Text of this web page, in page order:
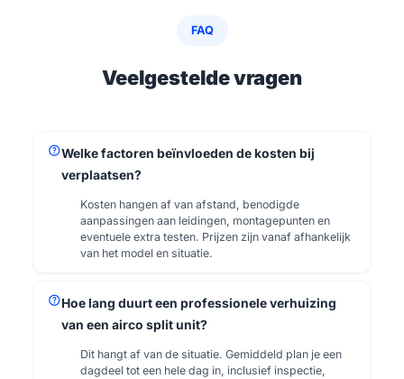
FAQ
Veelgestelde vragen
helpWelke factoren beïnvloeden de kosten bij
verplaatsen?
Kosten hangen af van afstand, benodigde
aanpassingen aan leidingen, montagepunten en
eventuele extra testen. Prijzen zijn vanaf afhankelijk
van het model en situatie.
helpHoe lang duurt een professionele verhuizing
van een airco split unit?
Dit hangt af van de situatie. Gemiddeld plan je een
dagdeel tot een hele dag in, inclusief inspectie,